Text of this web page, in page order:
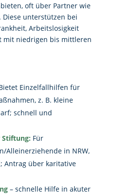
oft über Partner wie
Diese unterstützen bei
Arbeitslosigkeit
mit niedrigen bis mittleren
Einzelfallhilfen für
z. B. kleine
schnell und
Stiftung: Für
Alleinerziehende in NRW,
Antrag über karitative
– schnelle Hilfe in akuter